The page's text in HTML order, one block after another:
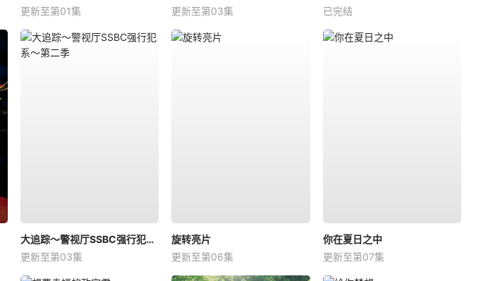
更新至第01集
更新至第03集
已完结
大追踪〜警视厅SSBC强行犯系〜第二季
更新至第03集
旋转亮片
更新至第06集
你在夏日之中
更新至第07集